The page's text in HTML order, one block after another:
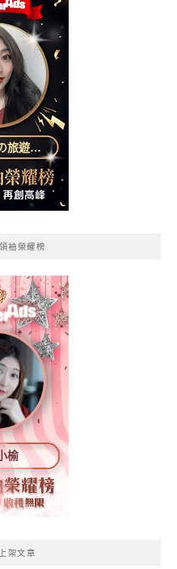
旅遊日
袖榮耀榜
榆
架文章